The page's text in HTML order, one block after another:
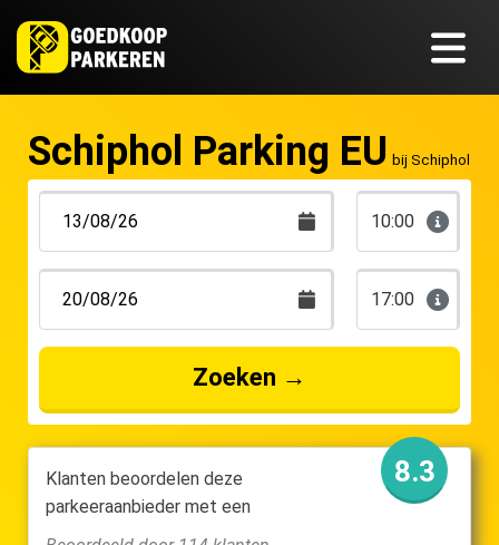
Schiphol Parking EU bij Schiphol
10:00
17:00
Zoeken →
Klanten beoordelen deze
parkeeraanbieder met een
8.3